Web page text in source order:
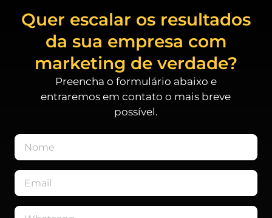
Quer escalar os resultados
da sua empresa com
marketing de verdade?
Preencha o formulário abaixo e
entraremos em contato o mais breve
possível.